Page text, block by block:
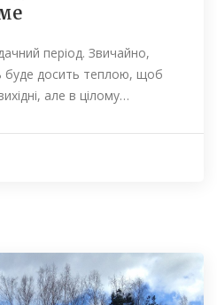
період. Звичайно,
буде досить теплою, щоб
але в цілому…